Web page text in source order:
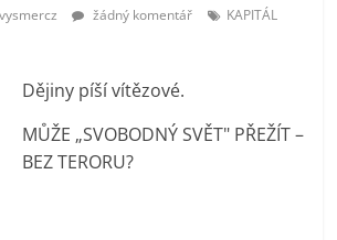
žádný komentář
KAPITÁL
Dějiny píší vítězové.
MŮŽE „SVOBODNÝ SVĚT" PŘEŽÍT –
BEZ TERORU?